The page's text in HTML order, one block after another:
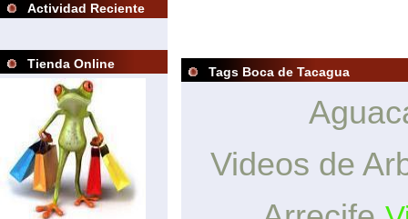
Actividad Reciente
Tienda Online
Tags Boca de Tacagua
Videos de